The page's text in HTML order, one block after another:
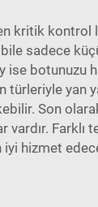
kritik
sadece
botunuzu
türleriyle
Son
hizmet